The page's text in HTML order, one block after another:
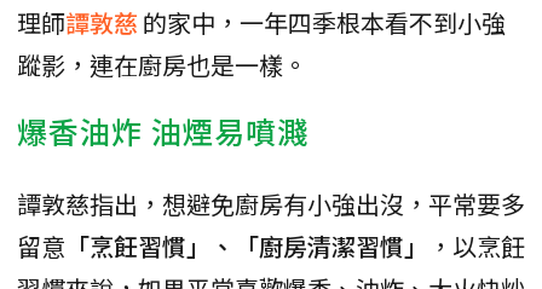
理師譚敦慈 的家中，一年四季根本看不到小強
蹤影，連在廚房也是一樣。
爆香油炸 油煙易噴濺
譚敦慈指出，想避免廚房有小強出沒，平常要多
留意 「烹飪習慣」、「廚房清潔習慣」
，以烹飪